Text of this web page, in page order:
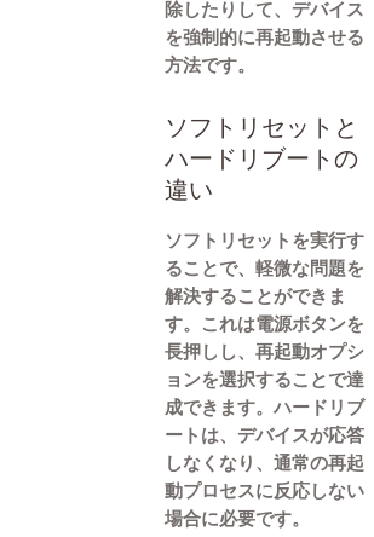
除したりして、デバイス
を強制的に再起動させる
方法です。
ソフトリセットと
ハードリブートの
違い
ソフトリセットを実行す
ることで、軽微な問題を
解決することができま
す。これは電源ボタンを
長押しし、再起動オプシ
ョンを選択することで達
成できます。ハードリブ
ートは、デバイスが応答
しなくなり、通常の再起
動プロセスに反応しない
場合に必要です。